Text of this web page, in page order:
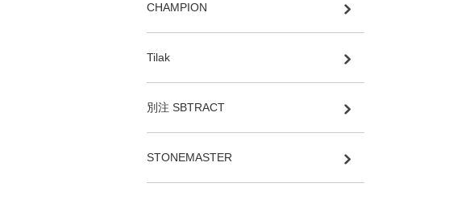
CHAMPION
Tilak
別注 SBTRACT
STONEMASTER